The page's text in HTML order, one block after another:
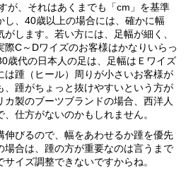
が、それはあくまでも「cm」を基準
し、40歳以上の場合には、確かに幅
します。若い方には、足幅が細く、
C～Dワイズのお客様はかなりいらっ
歳代の日本人の足は、足幅はＥワイズ
は踵（ヒール）周りが小さいお客様が
、踵がちょっと抜けやすいという方が
製のブーツブランドの場合、西洋人
仕方がないのかもしれません。
伸びるので、幅をあわせるか踵を優先
場合は、踵の方が重要なのは言うまで
イズ調整できないですからね。